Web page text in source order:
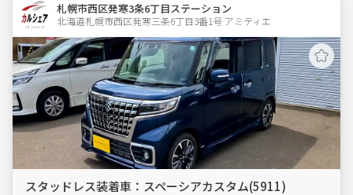
札幌市西区発寒3条6丁目ステーション
北海道札幌市西区発寒三条6丁目3番1号 アミティエ
スタッドレス装着車：スペーシアカスタム(5911)